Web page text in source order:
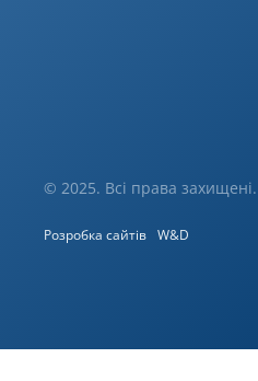
© 2025. Всі права захищені.
Розробка сайтів W&D